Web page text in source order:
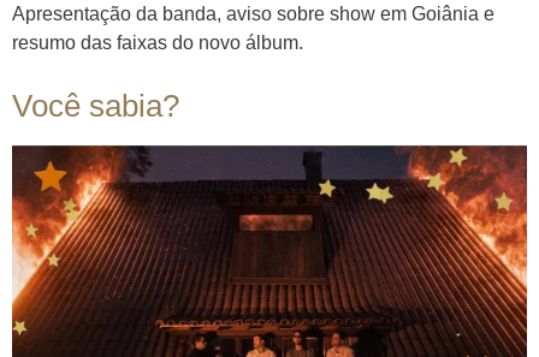
Apresentação da banda, aviso sobre show em Goiânia e
resumo das faixas do novo álbum.
Você sabia?